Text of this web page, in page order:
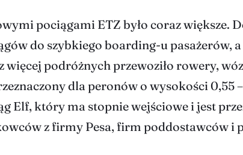
pociągami ETZ było coraz większe.
do szybkiego boarding-u pasażerów, a
podróżnych przewoziło rowery,
dla peronów o wysokości 0,55
Elf, który ma stopnie wejściowe i jest
z firmy Pesa, firm poddostawców